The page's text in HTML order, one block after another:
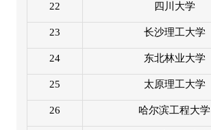
22 四川大学
23 长沙理工大学
24 东北林业大学
25 太原理工大学
26 哈尔滨工程大学